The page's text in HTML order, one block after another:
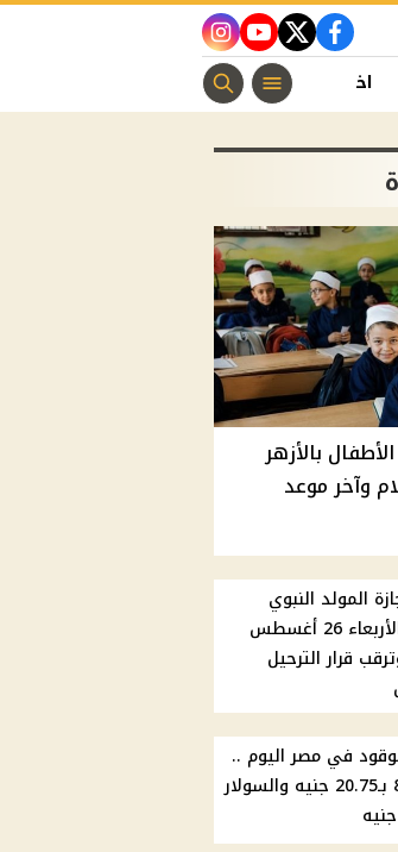
facebook
twitter
youtube
instagram
اخبار الفن منوعات مسيحية
بالأزهر
وآخر موعد
المولد النبوي
2026.. الأربعاء 26 أغسطس
قرار الترحيل
في مصر اليوم ..
بنزين 80 بـ20.75 جنيه والسولار